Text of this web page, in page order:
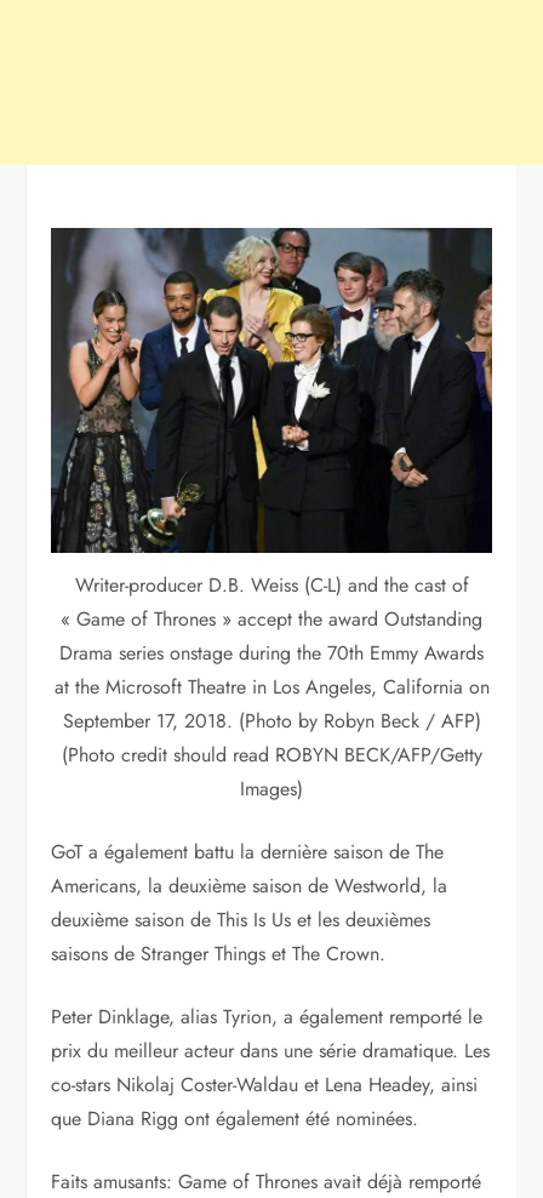
Writer-producer D.B. Weiss (C-L) and the cast of
« Game of Thrones » accept the award Outstanding
Drama series onstage during the 70th Emmy Awards
at the Microsoft Theatre in Los Angeles, California on
September 17, 2018. (Photo by Robyn Beck / AFP)
(Photo credit should read ROBYN BECK/AFP/Getty
Images)
GoT a également battu la dernière saison de The
Americans, la deuxième saison de Westworld, la
deuxième saison de This Is Us et les deuxièmes
saisons de Stranger Things et The Crown.
Peter Dinklage, alias Tyrion, a également remporté le
prix du meilleur acteur dans une série dramatique. Les
co-stars Nikolaj Coster-Waldau et Lena Headey, ainsi
que Diana Rigg ont également été nominées.
Faits amusants: Game of Thrones avait déjà remporté